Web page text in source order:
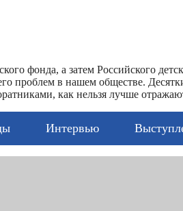
фонда, а затем Российского
проблем в нашем обществе.
как нельзя лучше
Интервью